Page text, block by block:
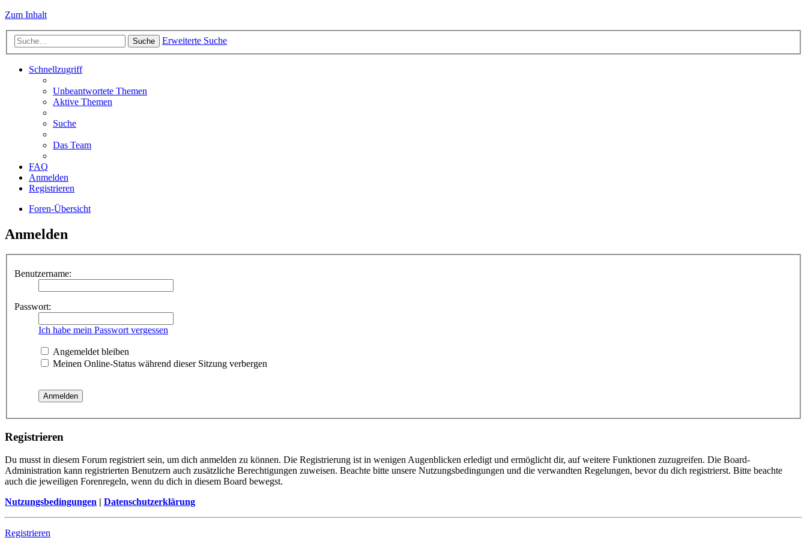
Zum Inhalt
Suche Erweiterte Suche
Schnellzugriff
Unbeantwortete Themen
Aktive Themen
Suche
Das Team
FAQ
Anmelden
Registrieren
Foren-Übersicht
Anmelden
Benutzername:
Passwort:
Ich habe mein Passwort vergessen
Angemeldet bleiben
Meinen Online-Status während dieser Sitzung verbergen
Registrieren
Du musst in diesem Forum registriert sein, um dich anmelden zu können. Die Registrierung ist in wenigen Augenblicken erledigt und ermöglicht dir, auf weitere Funktionen zuzugreifen. Die Board-
Administration kann registrierten Benutzern auch zusätzliche Berechtigungen zuweisen. Beachte bitte unsere Nutzungsbedingungen und die verwandten Regelungen, bevor du dich registrierst. Bitte beachte
auch die jeweiligen Forenregeln, wenn du dich in diesem Board bewegst.
Nutzungsbedingungen | Datenschutzerklärung
Registrieren